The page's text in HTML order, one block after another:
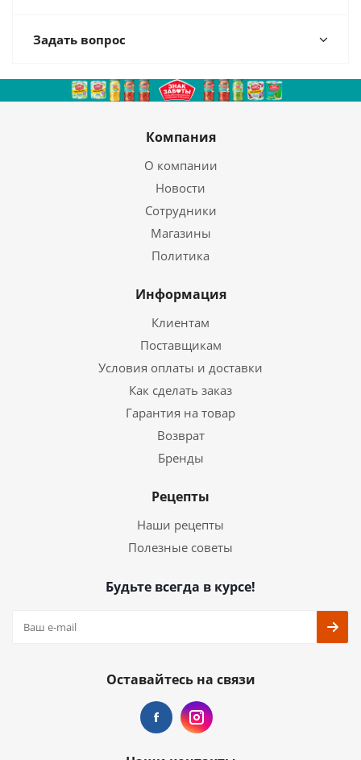
Задать вопрос
Компания
О компании
Новости
Сотрудники
Магазины
Политика
Информация
Клиентам
Поставщикам
Условия оплаты и доставки
Как сделать заказ
Гарантия на товар
Возврат
Бренды
Рецепты
Наши рецепты
Полезные советы
Будьте всегда в курсе!
Оставайтесь на связи